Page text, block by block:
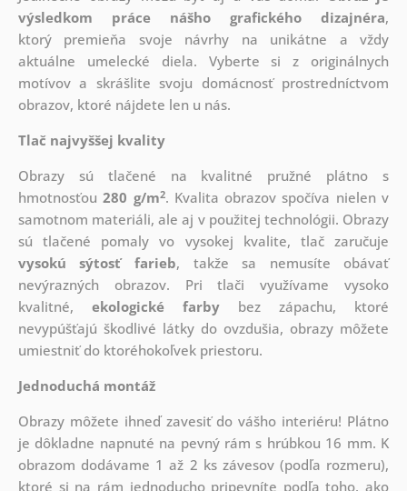
výsledkom práce nášho grafického dizajnéra,
ktorý premieňa svoje návrhy na unikátne a vždy
aktuálne umelecké diela. Vyberte si z originálnych
motívov a skrášlite svoju domácnosť prostredníctvom
obrazov, ktoré nájdete len u nás.
Tlač najvyššej kvality
Obrazy sú tlačené na kvalitné pružné plátno s
hmotnosťou280 g/m2. Kvalita obrazov spočíva nielen v
samotnom materiáli, ale aj v použitej technológii. Obrazy
sú tlačené pomaly vo vysokej kvalite, tlač zaručuje
vysokú sýtosť farieb, takže sa nemusíte obávať
nevýrazných obrazov. Pri tlači využívame vysoko
kvalitné, ekologické farby bez zápachu, ktoré
nevypúšťajú škodlivé látky do ovzdušia, obrazy môžete
umiestniť do ktoréhokoľvek priestoru.
Jednoduchá montáž
Obrazy môžete ihneď zavesiť do vášho interiéru! Plátno
je dôkladne napnuté na pevný rám s hrúbkou 16 mm. K
obrazom dodávame 1 až 2 ks závesov (podľa rozmeru),
ktoré si na rám jednoducho pripevníte podľa toho, ako